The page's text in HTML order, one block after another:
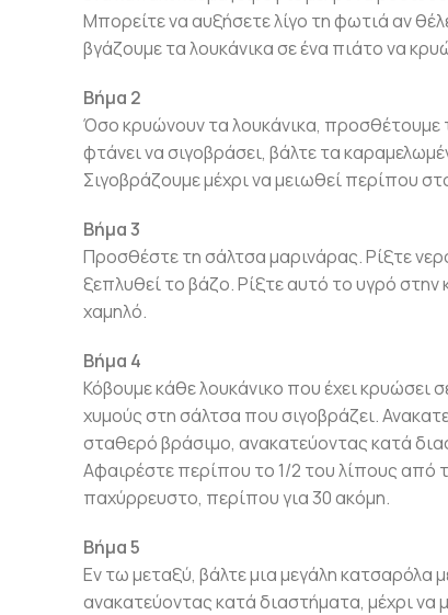
Μπορείτε να αυξήσετε λίγο τη φωτιά αν
βγάζουμε τα λουκάνικα σε ένα πιάτο να
Βήμα 2
Όσο κρυώνουν τα λουκάνικα, προσθέτουμε
φτάνει να σιγοβράσει, βάλτε τα
Σιγοβράζουμε μέχρι να μειωθεί περίπου
Βήμα 3
Προσθέστε τη σάλτσα μαρινάρας. Ρίξτε
ξεπλυθεί το βάζο. Ρίξτε αυτό το υγρό
χαμηλό.
Βήμα 4
Κόβουμε κάθε λουκάνικο που έχει κρυώσει
χυμούς στη σάλτσα που σιγοβράζει.
σταθερό βράσιμο, ανακατεύοντας κατά
Αφαιρέστε περίπου το 1/2 του λίπους από
παχύρρευστο, περίπου για 30 ακόμη.
Βήμα 5
Εν τω μεταξύ, βάλτε μια μεγάλη κατσαρόλα
ανακατεύοντας κατά διαστήματα, μέχρι να